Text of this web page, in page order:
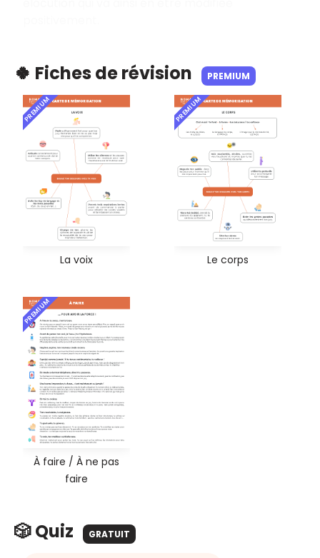
🍀 Fiches de révision PREMIUM
PREMIUM
La voix
PREMIUM
Le corps
PREMIUM
À faire / À ne pas
faire
🎲 Quiz GRATUIT